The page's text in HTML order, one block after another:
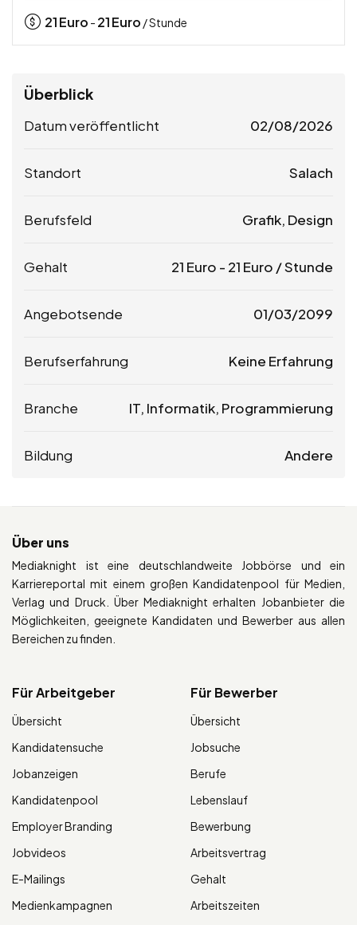
21Euro - 21Euro / Stunde
Überblick
Datum veröffentlicht 02/08/2026
Standort Salach
Berufsfeld Grafik, Design
Gehalt 21 Euro - 21 Euro / Stunde
Angebotsende 01/03/2099
Berufserfahrung Keine Erfahrung
Branche IT, Informatik, Programmierung
Bildung Andere
Über uns
Mediaknight ist eine deutschlandweite Jobbörse und ein
Karriereportal mit einem großen Kandidatenpool für Medien,
Verlag und Druck. Über Mediaknight erhalten Jobanbieter die
Möglichkeiten, geeignete Kandidaten und Bewerber aus allen
Bereichen zu finden.
Für Arbeitgeber
Übersicht
Kandidatensuche
Jobanzeigen
Kandidatenpool
Employer Branding
Jobvideos
E-Mailings
Medienkampagnen
Für Bewerber
Übersicht
Jobsuche
Berufe
Lebenslauf
Bewerbung
Arbeitsvertrag
Gehalt
Arbeitszeiten